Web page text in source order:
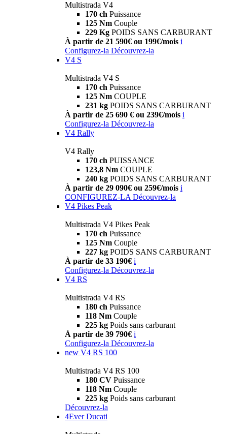
Multistrada V4
170 ch Puissance
125 Nm Couple
229 Kg POIDS SANS CARBURANT
À partir de 21 590€ ou 199€/mois i
Configurez-la Découvrez-la
V4 S
Multistrada V4 S
170 ch Puissance
125 Nm COUPLE
231 kg POIDS SANS CARBURANT
À partir de 25 690 € ou 239€/mois i
Configurez-la Découvrez-la
V4 Rally
V4 Rally
170 ch PUISSANCE
123,8 Nm COUPLE
240 kg POIDS SANS CARBURANT
À partir de 29 090€ ou 259€/mois i
CONFIGUREZ-LA Découvrez-la
V4 Pikes Peak
Multistrada V4 Pikes Peak
170 ch Puissance
125 Nm Couple
227 kg POIDS SANS CARBURANT
À partir de 33 190€ i
Configurez-la Découvrez-la
V4 RS
Multistrada V4 RS
180 ch Puissance
118 Nm Couple
225 kg Poids sans carburant
À partir de 39 790€ i
Configurez-la Découvrez-la
new V4 RS 100
Multistrada V4 RS 100
180 CV Puissance
118 Nm Couple
225 kg Poids sans carburant
Découvrez-la
4Ever Ducati